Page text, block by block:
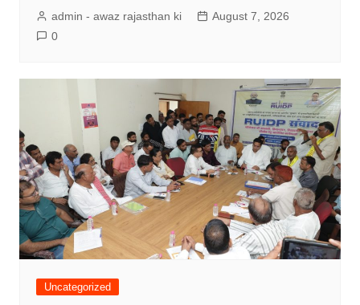
admin - awaz rajasthan ki
August 7, 2026
0
Uncategorized